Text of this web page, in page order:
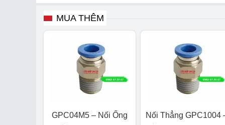
MUA THÊM
GPC04M5 – Nối Ống
Nối Thẳng GPC1004